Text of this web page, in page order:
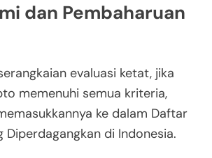
dan Pembaharuan
evaluasi ketat, jika
memenuhi semua kriteria,
ke dalam Daftar
di Indonesia.